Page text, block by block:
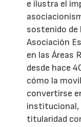
e ilustra el
sostenido de
Asociación
en las Áreas
desde hace
cómo la
convertirse
institucional,
titularidad